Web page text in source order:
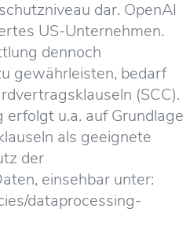
dar. OpenAI
US-Unternehmen.
dennoch
gewährleisten, bedarf
(SCC).
u.a. auf Grundlage
als geeignete
der
einsehbar unter:
dataprocessing-